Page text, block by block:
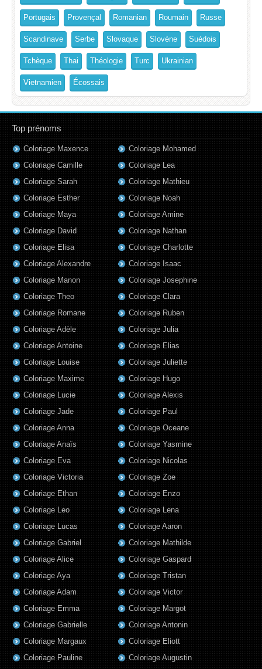
Portugais Provençal Romanian Roumain Russe
Scandinave Serbe Slovaque Slovène Suédois
Tchèque Thai Théologie Turc Ukrainian
Vietnamien Écossais
Top prénoms
Coloriage Maxence
Coloriage Camille
Coloriage Sarah
Coloriage Esther
Coloriage Maya
Coloriage David
Coloriage Elisa
Coloriage Alexandre
Coloriage Manon
Coloriage Theo
Coloriage Romane
Coloriage Adèle
Coloriage Antoine
Coloriage Louise
Coloriage Maxime
Coloriage Lucie
Coloriage Jade
Coloriage Anna
Coloriage Anaïs
Coloriage Eva
Coloriage Victoria
Coloriage Ethan
Coloriage Leo
Coloriage Lucas
Coloriage Gabriel
Coloriage Alice
Coloriage Aya
Coloriage Adam
Coloriage Emma
Coloriage Gabrielle
Coloriage Mohamed
Coloriage Lea
Coloriage Mathieu
Coloriage Noah
Coloriage Amine
Coloriage Nathan
Coloriage Charlotte
Coloriage Isaac
Coloriage Josephine
Coloriage Clara
Coloriage Ruben
Coloriage Julia
Coloriage Elias
Coloriage Juliette
Coloriage Hugo
Coloriage Alexis
Coloriage Paul
Coloriage Oceane
Coloriage Yasmine
Coloriage Nicolas
Coloriage Zoe
Coloriage Enzo
Coloriage Lena
Coloriage Aaron
Coloriage Mathilde
Coloriage Gaspard
Coloriage Tristan
Coloriage Victor
Coloriage Margot
Coloriage Antonin
Coloriage Margaux
Coloriage Pauline
Coloriage Eliott
Coloriage Augustin